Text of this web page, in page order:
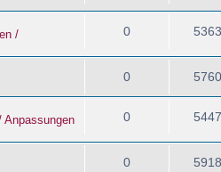
/
0
0
Anpassungen
0
0